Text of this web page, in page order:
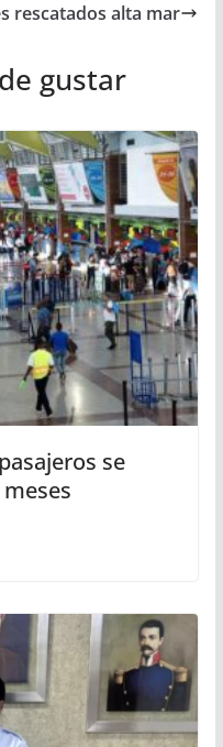
rescatados alta mar
gustar
se